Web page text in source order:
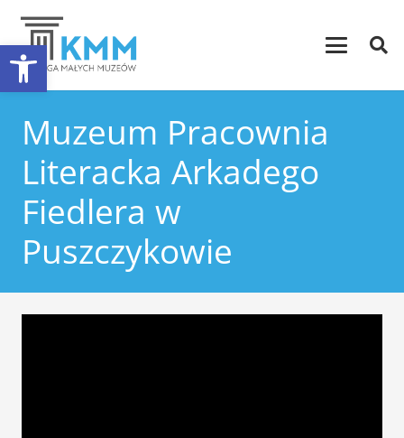
Otwórz pasek narzędzi
Muzeum Pracownia
Literacka Arkadego
Fiedlera w
Puszczykowie